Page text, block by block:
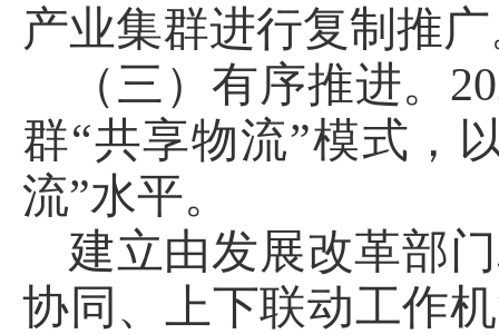
产业集群进行复制推
（三）有序推进。
群“共享物流”模式，
流”水平。
建立由发展改革部
协同、上下联动工作